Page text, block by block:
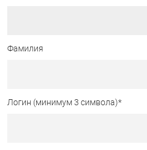
Фамилия
Логин (минимум 3 символа)*